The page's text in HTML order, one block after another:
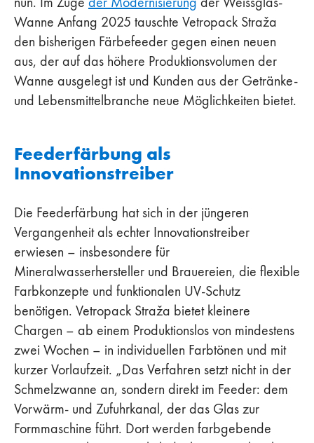
Wanne Anfang 2025 tauschte Vetropack Straža
den bisherigen Färbefeeder gegen einen neuen
aus, der auf das höhere Produktionsvolumen der
Wanne ausgelegt ist und Kunden aus der Getränke-
und Lebensmittelbranche neue Möglichkeiten bietet.
Feederfärbung als
Innovationstreiber
Die Feederfärbung hat sich in der jüngeren
Vergangenheit als echter Innovationstreiber
erwiesen – insbesondere für
Mineralwasserhersteller und Brauereien, die flexible
Farbkonzepte und funktionalen UV-Schutz
benötigen. Vetropack Straža bietet kleinere
Chargen – ab einem Produktionslos von mindestens
zwei Wochen – in individuellen Farbtönen und mit
kurzer Vorlaufzeit. „Das Verfahren setzt nicht in der
Schmelzwanne an, sondern direkt im Feeder: dem
Vorwärm- und Zufuhrkanal, der das Glas zur
Formmaschine führt. Dort werden farbgebende